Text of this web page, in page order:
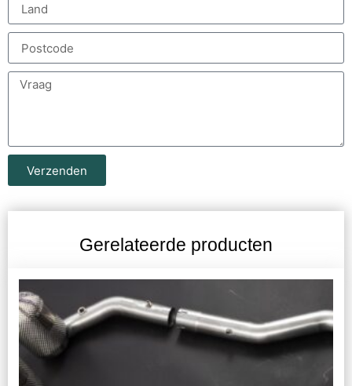
Verzenden
Gerelateerde producten